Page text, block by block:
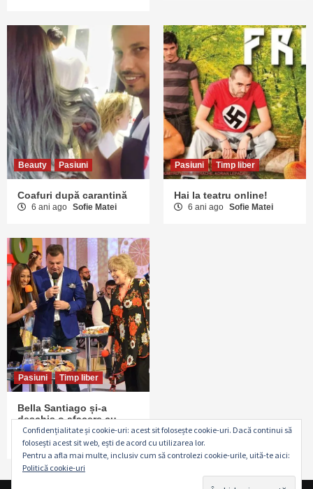
Beauty Pasiuni
Coafuri după carantină
6 ani ago Sofie Matei
Pasiuni Timp liber
Hai la teatru online!
6 ani ago Sofie Matei
Pasiuni Timp liber
Bella Santiago și-a
deschis o afacere cu
banii câştigaţi la X Factor
6 ani ago Sofie Matei
Confidențialitate și cookie-uri: acest sit folosește cookie-uri. Dacă continui să
folosești acest sit web, ești de acord cu utilizarea lor.
Pentru a afla mai multe, inclusiv cum să controlezi cookie-urile, uită-te aici:
Politică cookie-uri